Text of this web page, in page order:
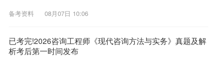
备考资料 08月07日 10:06
已考完!2026咨询工程师《现代咨询方法与实务》真题及解
析考后第一时间发布